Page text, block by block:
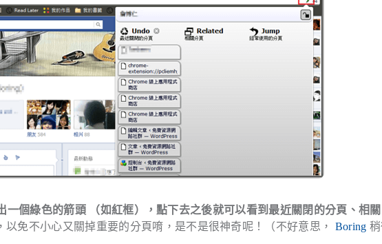
一個綠色的箭頭 （如紅框），點下去之後就可以看到最近關閉的分頁、相
，以免不小心又關掉重要的分頁唷，是不是很神奇呢！（不好意思， Boring